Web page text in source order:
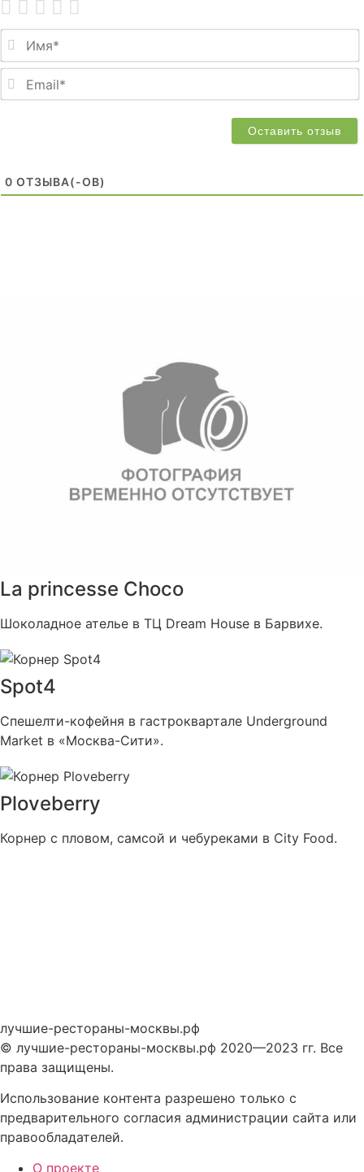
0 ОТЗЫВA(-ОВ)
La princesse Choco
Шоколадное ателье в ТЦ Dream House в Барвихе.
Spot4
Спешелти-кофейня в гастроквартале Underground
Market в «Москва-Cити».
Ploveberry
Корнер с пловом, самсой и чебуреками в City Food.
лучшие-рестораны-москвы.рф
© лучшие-рестораны-москвы.рф 2020—2023 гг. Все
права защищены.
Использование контента разрешено только с
предварительного согласия администрации сайта или
правообладателей.
О проекте